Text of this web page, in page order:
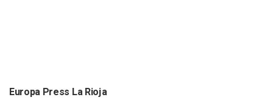
Europa Press La Rioja